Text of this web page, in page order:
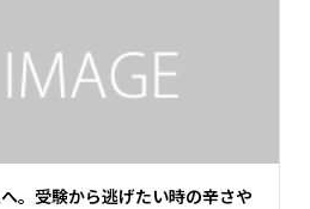
。受験から逃げたい時の辛さや